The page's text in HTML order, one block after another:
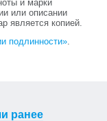
и марки
или описании
является копией.
подлинности».
ранее